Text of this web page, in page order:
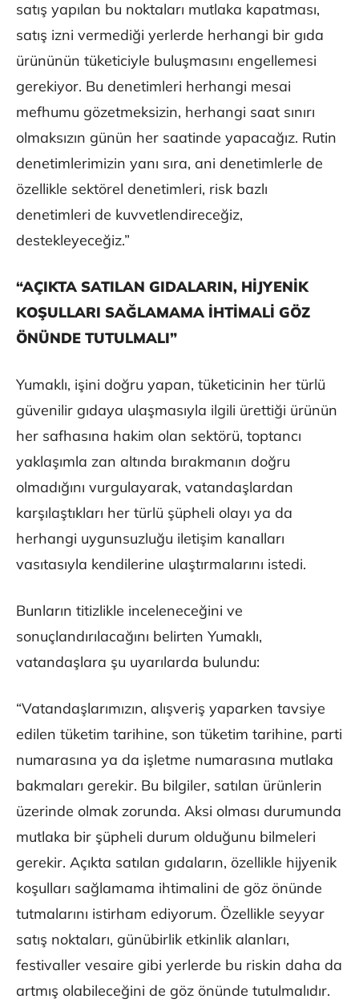
satış yapılan bu noktaları mutlaka kapatması,
satış izni vermediği yerlerde herhangi bir gıda
ürününün tüketiciyle buluşmasını engellemesi
gerekiyor. Bu denetimleri herhangi mesai
mefhumu gözetmeksizin, herhangi saat sınırı
olmaksızın günün her saatinde yapacağız. Rutin
denetimlerimizin yanı sıra, ani denetimlerle de
özellikle sektörel denetimleri, risk bazlı
denetimleri de kuvvetlendireceğiz,
destekleyeceğiz.”
“AÇIKTA SATILAN GIDALARIN, HİJYENİK
KOŞULLARI SAĞLAMAMA İHTİMALİ GÖZ
ÖNÜNDE TUTULMALI”
Yumaklı, işini doğru yapan, tüketicinin her türlü
güvenilir gıdaya ulaşmasıyla ilgili ürettiği ürünün
her safhasına hakim olan sektörü, toptancı
yaklaşımla zan altında bırakmanın doğru
olmadığını vurgulayarak, vatandaşlardan
karşılaştıkları her türlü şüpheli olayı ya da
herhangi uygunsuzluğu iletişim kanalları
vasıtasıyla kendilerine ulaştırmalarını istedi.
Bunların titizlikle inceleneceğini ve
sonuçlandırılacağını belirten Yumaklı,
vatandaşlara şu uyarılarda bulundu:
“Vatandaşlarımızın, alışveriş yaparken tavsiye
edilen tüketim tarihine, son tüketim tarihine, parti
numarasına ya da işletme numarasına mutlaka
bakmaları gerekir. Bu bilgiler, satılan ürünlerin
üzerinde olmak zorunda. Aksi olması durumunda
mutlaka bir şüpheli durum olduğunu bilmeleri
gerekir. Açıkta satılan gıdaların, özellikle hijyenik
koşulları sağlamama ihtimalini de göz önünde
tutmalarını istirham ediyorum. Özellikle seyyar
satış noktaları, günübirlik etkinlik alanları,
festivaller vesaire gibi yerlerde bu riskin daha da
artmış olabileceğini de göz önünde tutulmalıdır.